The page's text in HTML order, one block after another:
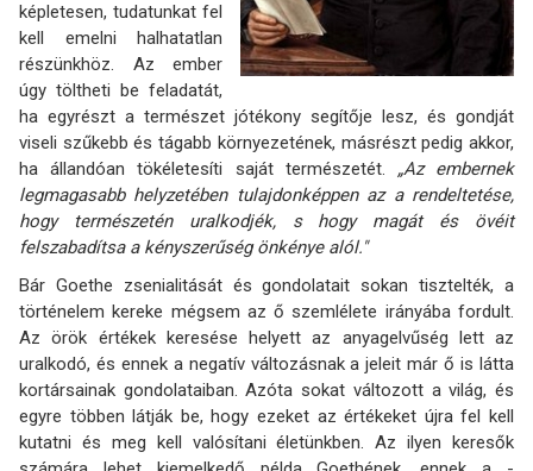
képletesen, tudatunkat fel
kell emelni halhatatlan
részünkhöz. Az ember
úgy töltheti be feladatát,
ha egyrészt a természet jótékony segítője lesz, és gondját
viseli szűkebb és tágabb környezetének, másrészt pedig akkor,
ha állandóan tökéletesíti saját természetét. „Az embernek
legmagasabb helyzetében tulajdonképpen az a rendeltetése,
hogy természetén uralkodjék, s hogy magát és övéit
felszabadítsa a kényszerűség önkénye alól."
Bár Goethe zsenialitását és gondolatait sokan tisztelték, a
történelem kereke mégsem az ő szemlélete irányába fordult.
Az örök értékek keresése helyett az anyagelvűség lett az
uralkodó, és ennek a negatív változásnak a jeleit már ő is látta
kortársainak gondolataiban. Azóta sokat változott a világ, és
egyre többen látják be, hogy ezeket az értékeket újra fel kell
kutatni és meg kell valósítani életünkben. Az ilyen keresők